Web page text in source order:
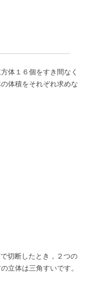
体１６個をすき間なく
体積をそれぞれ求めな
切断したとき，２つの
立体は三角すいです。